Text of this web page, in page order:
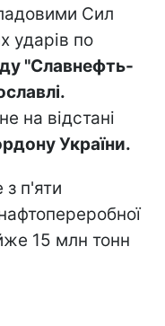
Сил
ударів по
"Славнефть-
на відстані
України.
п'яти
15 млн тонн